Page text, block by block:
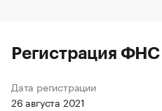
Регистрация ФНС
Дата регистрации
26 августа 2021